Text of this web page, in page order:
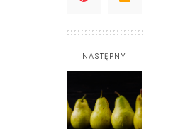
NASTĘPNY